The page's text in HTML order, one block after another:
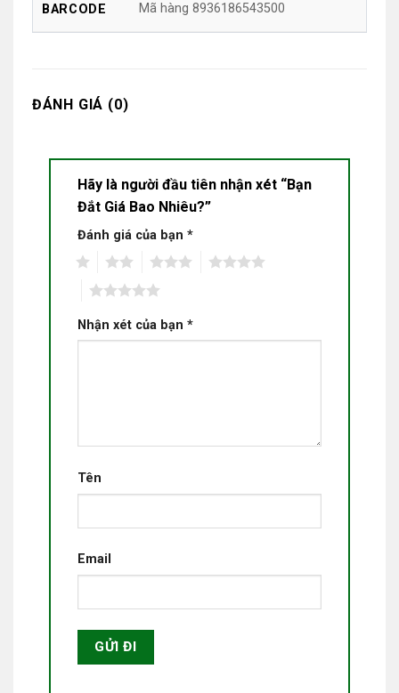
BARCODE Mã hàng 8936186543500
ĐÁNH GIÁ (0)
Hãy là người đầu tiên nhận xét “Bạn
Đắt Giá Bao Nhiêu?”
Đánh giá của bạn *
Nhận xét của bạn *
Tên
Email